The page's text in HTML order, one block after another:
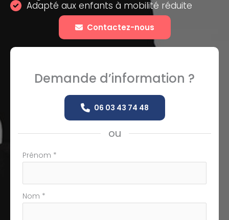
Adapté aux enfants à mobilité réduite
Contactez-nous
Demande d’information ?
06 03 43 74 48
ou
Formulaire
téléphone
Prénom *
Nom *